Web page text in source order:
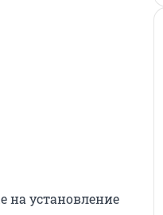
на установление